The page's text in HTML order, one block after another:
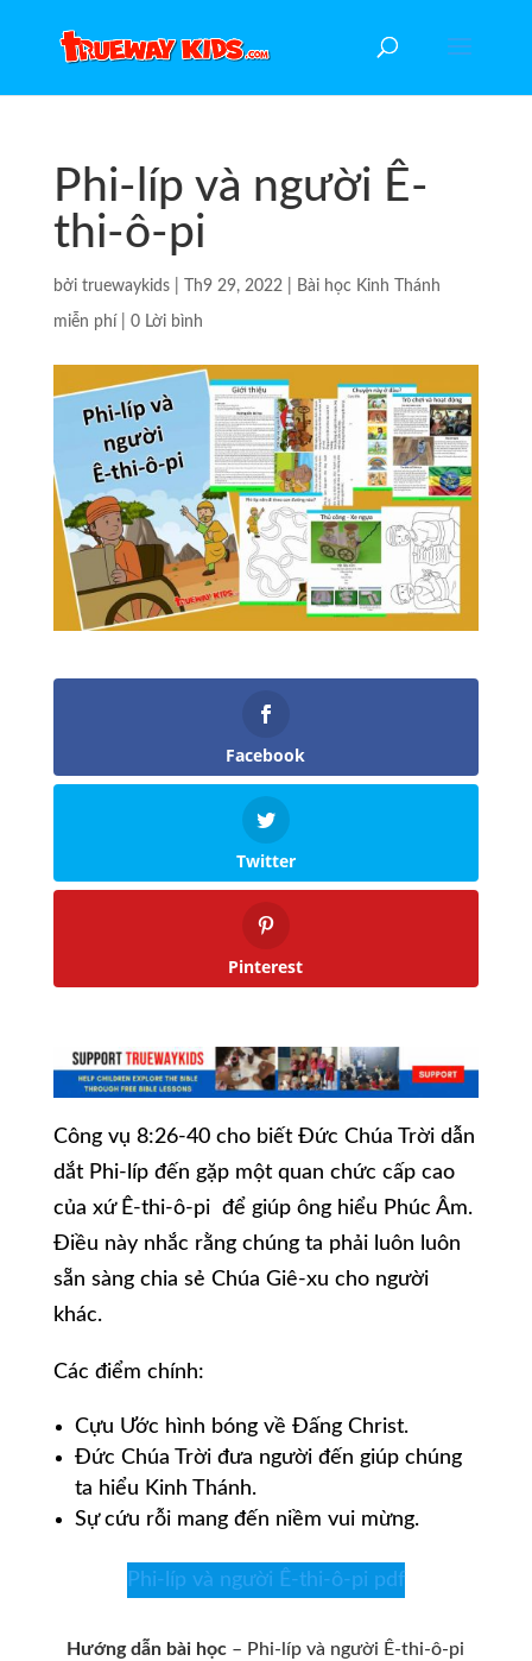
Phi-líp và người Ê-
thi-ô-pi
bởi truewaykids| Th9 29, 2022| Bài học Kinh Thánh
miễn phí| 0 Lời bình
Facebook
Twitter
Pinterest
Công vụ 8:26-40 cho biết Đức Chúa Trời dẫn
dắt Phi-líp đến gặp một quan chức cấp cao
của xứ Ê-thi-ô-pi để giúp ông hiểu Phúc Âm.
Điều này nhắc rằng chúng ta phải luôn luôn
sẵn sàng chia sẻ Chúa Giê-xu cho người
khác.
Các điểm chính:
Cựu Ước hình bóng về Đấng Christ.
Đức Chúa Trời đưa người đến giúp chúng
ta hiểu Kinh Thánh.
Sự cứu rỗi mang đến niềm vui mừng.
Phi-líp và người Ê-thi-ô-pi pdf
Hướng dẫn bài học – Phi-líp và người Ê-thi-ô-pi